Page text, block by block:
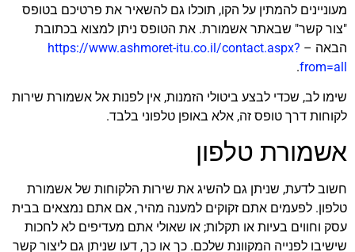
מעוניינים להמתין על הקו, תוכלו גם להשאיר את פרטיכם בטופס
"צור קשר" שבאתר אשמורת. את הטופס ניתן למצוא בכתובת
הבאה – https://www.ashmoret-itu.co.il/contact.aspx?
from=all
.
שימו לב, שכדי לבצע ביטולי הזמנות, אין לפנות אל אשמורת שירות
לקוחות דרך טופס זה, אלא באופן טלפוני בלבד.
אשמורת טלפון
חשוב לדעת, שניתן גם להשיג את שירות הלקוחות של אשמורת
טלפון. לפעמים אתם זקוקים למענה מהיר, אם אתם נמצאים בבית
עסק וחווים בעיות או תקלות; או שאולי אתם מעדיפים לא לחכות
שישיבו לפנייה המקוונת שלכם. כך או כך, דעו שניתן גם ליצור קשר